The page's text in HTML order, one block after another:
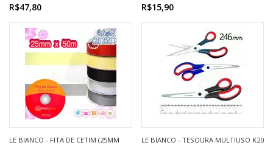
R$47,80 R$15,90
LE BIANCO - FITA DE CETIM (25MM
LE BIANCO - TESOURA MULTIUSO K20